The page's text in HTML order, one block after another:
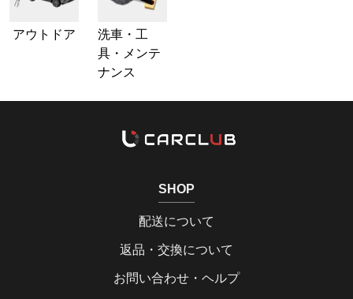
アウトドア
洗車・工
具・メンテ
ナンス
SHOP
配送について
返品・交換について
お問い合わせ・ヘルプ